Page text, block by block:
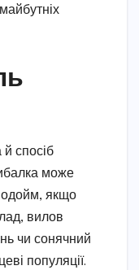
спосіб
може
якщо
вилов
чи сонячний
популяції.